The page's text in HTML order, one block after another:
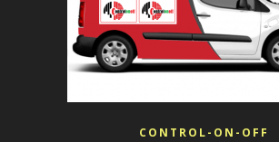
CONTROL-ON-OFF